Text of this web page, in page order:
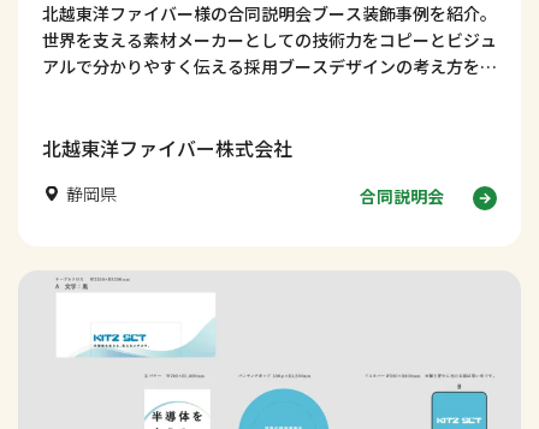
北越東洋ファイバー様の合同説明会ブース装飾事例を紹介。
世界を支える素材メーカーとしての技術力をコピーとビジュ
アルで分かりやすく伝える採用ブースデザインの考え方を解
北越東洋ファイバー株式会社
静岡県 合同説明会